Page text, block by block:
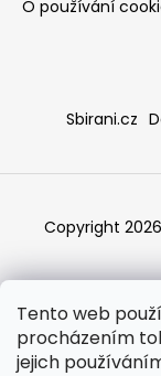
Tento web
procházením
jejich
e
t
O používání
Sbirani.cz
Copyright 2026